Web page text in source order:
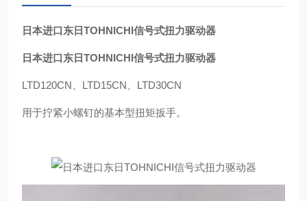
日本进口东日TOHNICHI信号式扭力驱动器
日本进口东日TOHNICHI信号式扭力驱动器
LTD120CN、LTD15CN、LTD30CN
用于拧紧小螺钉的基本型扭矩扳手。